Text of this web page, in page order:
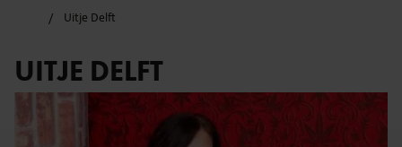
Uitje Delft
UITJE DELFT